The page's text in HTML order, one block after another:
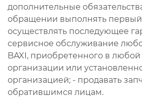
дополнительные
обращении выполнять первый
осуществлять последующее
сервисное обслуживание
BAXI, приобретенного в любой
организации или
организацией; - продавать
обратившимся лицам.